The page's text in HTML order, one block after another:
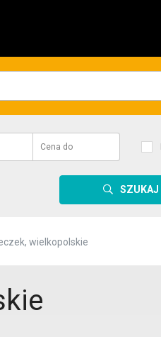
Cena do
SZUKAJ
wielkopolskie